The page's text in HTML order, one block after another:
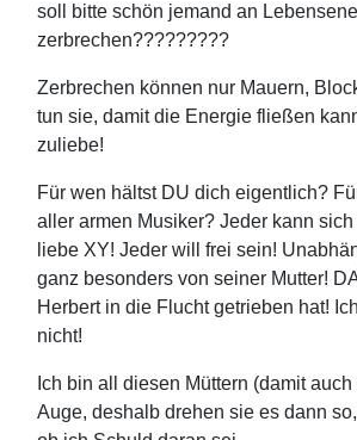
soll bitte schön jemand an
zerbrechen?????????
Zerbrechen können nur Mauern,
tun sie, damit die Energie fließen
zuliebe!
Für wen hältst DU dich eigentlich?
aller armen Musiker? Jeder kann sich
liebe XY! Jeder will frei sein!
ganz besonders von seiner Mutter!
Herbert in die Flucht getrieben hat!
nicht!
Ich bin all diesen Müttern (damit
Auge, deshalb drehen sie es dann